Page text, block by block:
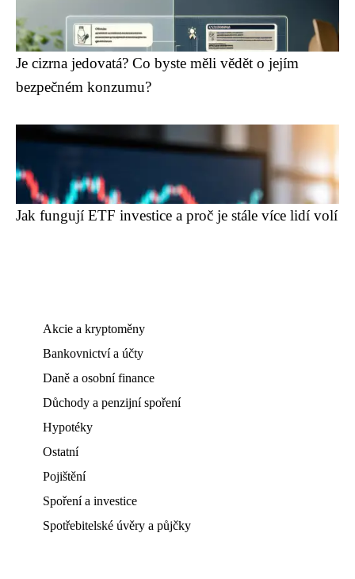
Je cizrna jedovatá? Co byste měli vědět o jejím
bezpečném konzumu?
Jak fungují ETF investice a proč je stále více lidí volí
Akcie a kryptoměny
Bankovnictví a účty
Daně a osobní finance
Důchody a penzijní spoření
Hypotéky
Ostatní
Pojištění
Spoření a investice
Spotřebitelské úvěry a půjčky